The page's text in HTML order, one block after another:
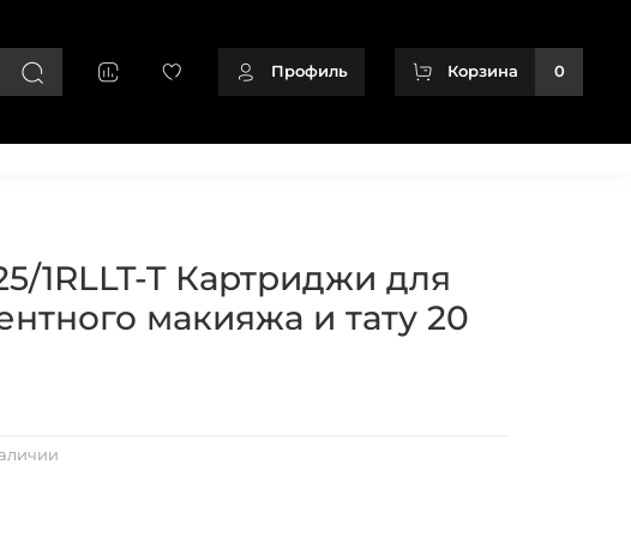
Профиль Корзина 0
1RLLT-T Картриджи для
макияжа и тату 20